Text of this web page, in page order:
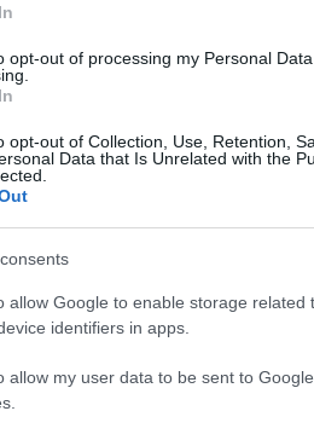
opt-out of processing my Personal
opt-out of Collection, Use, Retention,
Data that Is Unrelated with the
allow Google to enable storage related
identifiers in apps.
allow my user data to be sent to
εξετάζει την πλήρη
να λαμβάνουν τις
υψηλό υπόλοιπο
για εργαζόμενους
με στόχο την
ταμείων, όπως οι